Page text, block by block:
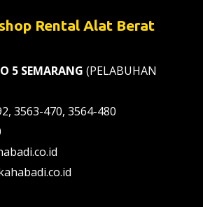
Rental Alat Berat
5 SEMARANG (PELABUHAN
3563-470, 3564-480